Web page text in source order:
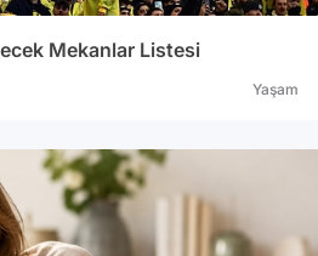
Mekanlar Listesi
Yaşam